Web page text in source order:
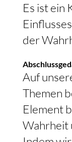
Es ist ein
der
Auf
Themen
Element
Wahrheit